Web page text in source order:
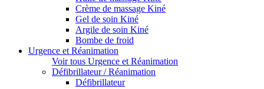
Crème de massage Kiné
Gel de soin Kiné
Argile de soin Kiné
Bombe de froid
Urgence et Réanimation
Voir tous Urgence et Réanimation
Défibrillateur / Réanimation
Défibrillateur